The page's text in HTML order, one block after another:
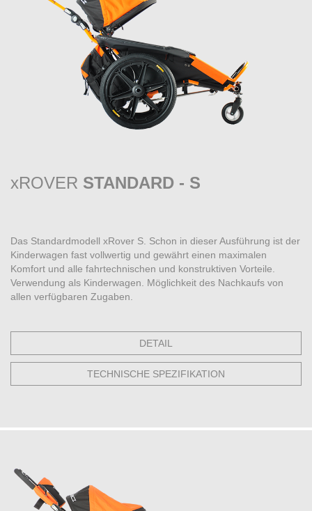
xROVER STANDARD - S
Das Standardmodell xRover S. Schon in dieser Ausführung ist der
Kinderwagen fast vollwertig und gewährt einen maximalen
Komfort und alle fahrtechnischen und konstruktiven Vorteile.
Verwendung als Kinderwagen. Möglichkeit des Nachkaufs von
allen verfügbaren Zugaben.
DETAIL
TECHNISCHE SPEZIFIKATION